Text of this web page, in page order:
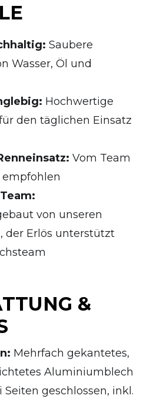
Saubere
Wasser, Öl und
Hochwertige
den täglichen Einsatz
Vom Team
von unseren
der Erlös unterstützt
&
Mehrfach gekantetes,
Aluminiumblech
Seiten geschlossen, inkl.